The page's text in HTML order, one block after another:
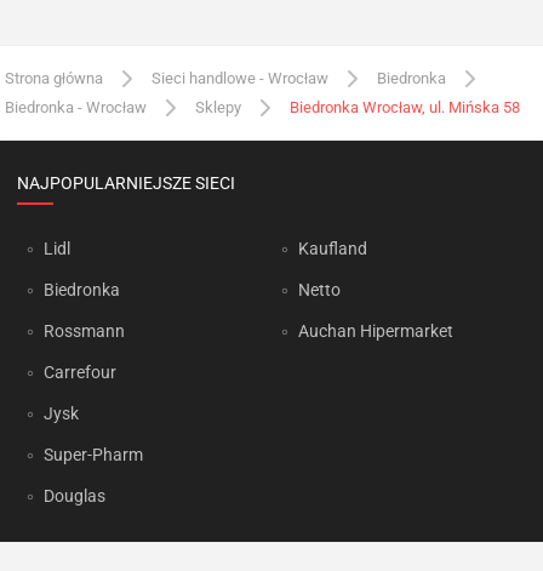
Strona główna Sieci handlowe - Wrocław
Biedronka
Biedronka - Wrocław
Sklepy Biedronka Wrocław, ul. Mińska 58
NAJPOPULARNIEJSZE SIECI
Lidl
Biedronka
Rossmann
Carrefour
Jysk
Super-Pharm
Douglas
Kaufland
Netto
Auchan Hipermarket